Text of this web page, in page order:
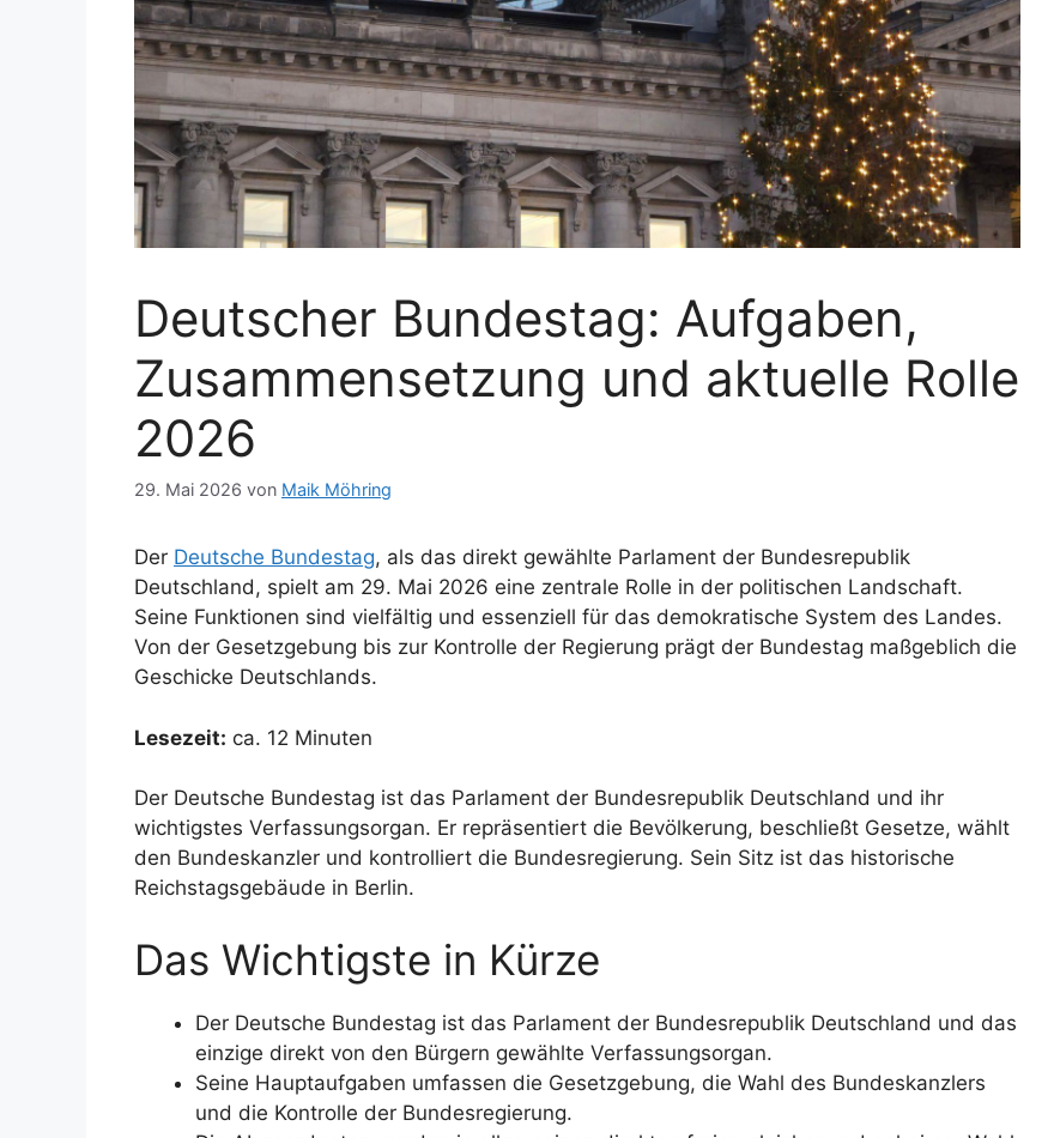
Deutscher Bundestag: Aufgaben,
Zusammensetzung und aktuelle Rolle
2026
29. Mai 2026 von Maik Möhring
Der Deutsche Bundestag, als das direkt gewählte Parlament der Bundesrepublik
Deutschland, spielt am 29. Mai 2026 eine zentrale Rolle in der politischen Landschaft.
Seine Funktionen sind vielfältig und essenziell für das demokratische System des Landes.
Von der Gesetzgebung bis zur Kontrolle der Regierung prägt der Bundestag maßgeblich die
Geschicke Deutschlands.
Lesezeit: ca. 12 Minuten
Der Deutsche Bundestag ist das Parlament der Bundesrepublik Deutschland und ihr
wichtigstes Verfassungsorgan. Er repräsentiert die Bevölkerung, beschließt Gesetze, wählt
den Bundeskanzler und kontrolliert die Bundesregierung. Sein Sitz ist das historische
Reichstagsgebäude in Berlin.
Das Wichtigste in Kürze
Der Deutsche Bundestag ist das Parlament der Bundesrepublik Deutschland und das
einzige direkt von den Bürgern gewählte Verfassungsorgan.
Seine Hauptaufgaben umfassen die Gesetzgebung, die Wahl des Bundeskanzlers
und die Kontrolle der Bundesregierung.